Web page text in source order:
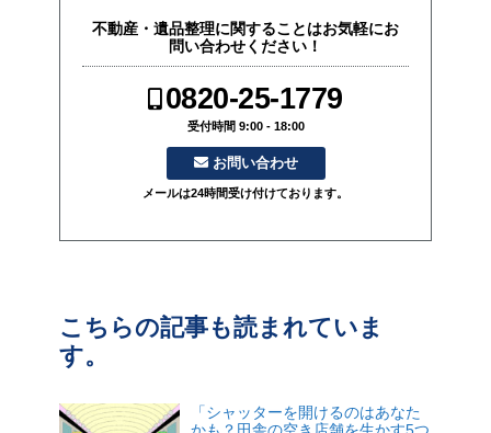
不動産・遺品整理に関することはお気軽にお
問い合わせください！
0820-25-1779
受付時間 9:00 - 18:00
お問い合わせ
メールは24時間受け付けております。
こちらの記事も読まれていま
す。
「シャッターを開けるのはあなた